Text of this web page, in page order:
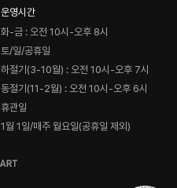
운영시간
화-금 : 오전 10시-오후 8시
토/일/공휴일
하절기(3-10월) : 오전 10시-오후 7시
동절기(11-2월) : 오전 10시-오후 6시
휴관일
1월 1일/매주 월요일(공휴일 제외)